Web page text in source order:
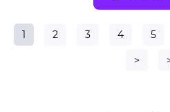
1 2 3 4 5
>